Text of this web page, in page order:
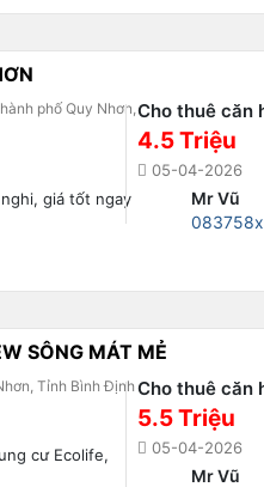
phố Quy Nhơn,
giá tốt ngay
Cho thuê căn
4.5 Triệu
05-04-2026
Mr Vũ
SÔNG MÁT MẺ
Tỉnh Bình Định
cư Ecolife,
Cho thuê căn
5.5 Triệu
05-04-2026
Mr Vũ